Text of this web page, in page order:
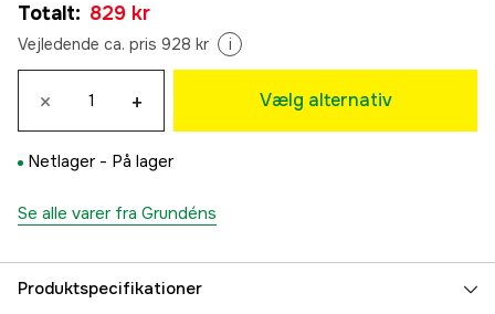
829 kr
L
829 kr
Totalt: 829 kr
Vejledende ca. pris 928 kr i
× + Vælg alternativ
Netlager - På lager
Se alle varer fra Grundéns
Produktspecifikationer